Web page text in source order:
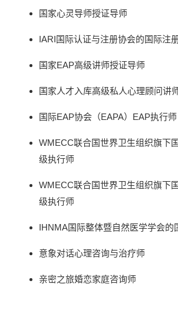
国家心灵导师授证导师
IARI国际认证与注册协会的国际注
国家EAP高级讲师授证导师
国家人才入库高级私人心理顾问讲
国际EAP协会（EAPA）EAP执行师
WMECC联合国世界卫生组织旗下
级执行师
WMECC联合国世界卫生组织旗下
级执行师
IHNMA国际整体暨自然医学学会的
意象对话心理咨询与治疗师
亲密之旅婚恋家庭咨询师